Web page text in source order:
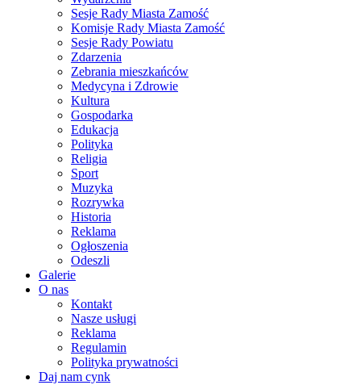
Sesje Rady Miasta Zamość
Komisje Rady Miasta Zamość
Sesje Rady Powiatu
Zdarzenia
Zebrania mieszkańców
Medycyna i Zdrowie
Kultura
Gospodarka
Edukacja
Polityka
Religia
Sport
Muzyka
Rozrywka
Historia
Reklama
Ogłoszenia
Odeszli
Galerie
O nas
Kontakt
Nasze usługi
Reklama
Regulamin
Polityka prywatności
Daj nam cynk